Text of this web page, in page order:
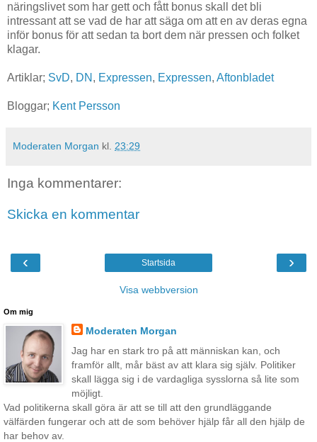
näringslivet som har gett och fått bonus skall det bli
intressant att se vad de har att säga om att en av deras egna
inför bonus för att sedan ta bort dem när pressen och folket
klagar.
Artiklar; SvD, DN , Expressen, Expressen, Aftonbladet
Bloggar; Kent Persson
Moderaten Morgan kl. 23:29
Inga kommentarer:
Skicka en kommentar
‹ ›
Startsida
Visa webbversion
Om mig
Moderaten Morgan
Jag har en stark tro på att människan kan, och
framför allt, mår bäst av att klara sig själv. Politiker
skall lägga sig i de vardagliga sysslorna så lite som
möjligt.
Vad politikerna skall göra är att se till att den grundläggande
välfärden fungerar och att de som behöver hjälp får all den hjälp de
har behov av.